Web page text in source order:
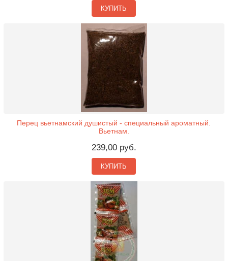
КУПИТЬ
Перец вьетнамский душистый - специальный ароматный.
Вьетнам.
239,00 руб.
КУПИТЬ